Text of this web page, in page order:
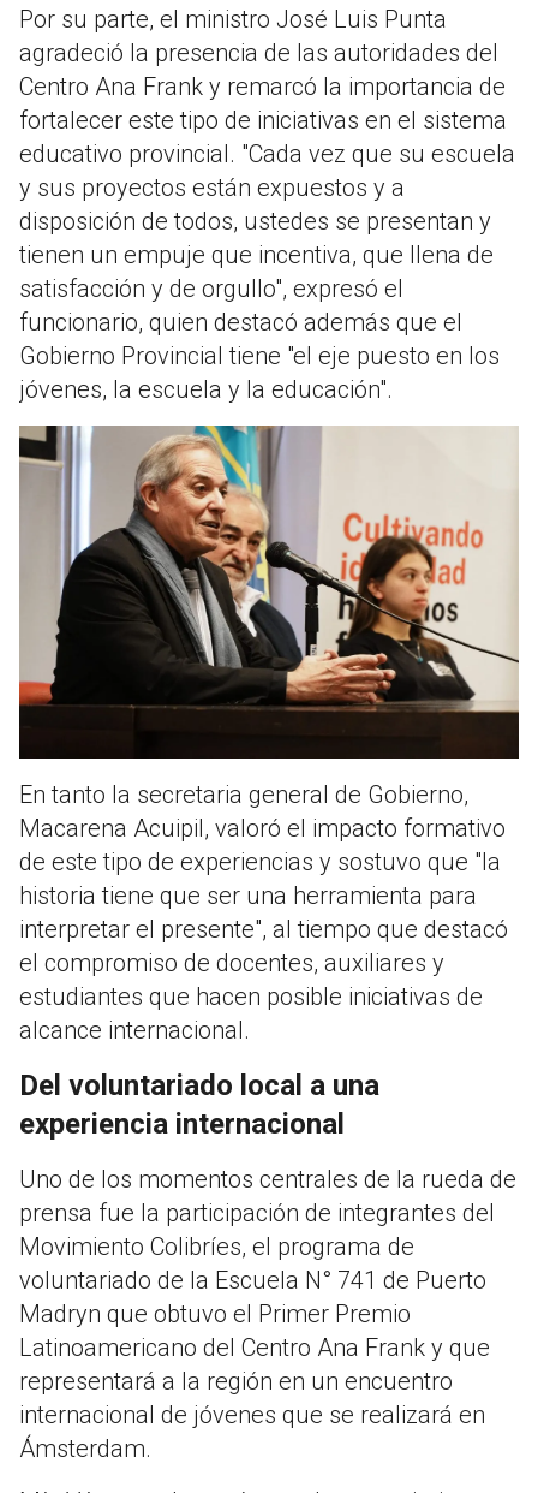
Por su parte, el ministro José Luis Punta
agradeció la presencia de las autoridades del
Centro Ana Frank y remarcó la importancia de
fortalecer este tipo de iniciativas en el sistema
educativo provincial. "Cada vez que su escuela
y sus proyectos están expuestos y a
disposición de todos, ustedes se presentan y
tienen un empuje que incentiva, que llena de
satisfacción y de orgullo", expresó el
funcionario, quien destacó además que el
Gobierno Provincial tiene "el eje puesto en los
jóvenes, la escuela y la educación".
En tanto la secretaria general de Gobierno,
Macarena Acuipil, valoró el impacto formativo
de este tipo de experiencias y sostuvo que "la
historia tiene que ser una herramienta para
interpretar el presente", al tiempo que destacó
el compromiso de docentes, auxiliares y
estudiantes que hacen posible iniciativas de
alcance internacional.
Del voluntariado local a una
experiencia internacional
Uno de los momentos centrales de la rueda de
prensa fue la participación de integrantes del
Movimiento Colibríes, el programa de
voluntariado de la Escuela N° 741 de Puerto
Madryn que obtuvo el Primer Premio
Latinoamericano del Centro Ana Frank y que
representará a la región en un encuentro
internacional de jóvenes que se realizará en
Ámsterdam.